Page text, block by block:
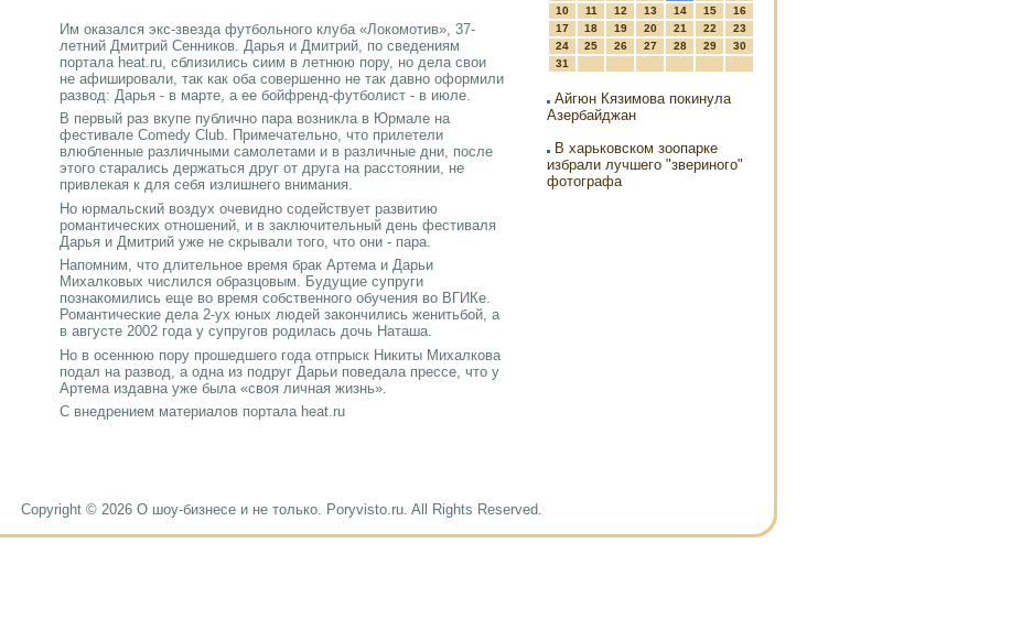
Им оказался экс-звезда футбольного клуба «Локомотив», 37-
летний Дмитрий Сенников. Дарья и Дмитрий, по сведениям
портала heat.ru, сблизились сиим в летнюю пору, но дела свои
не афишировали, так как оба совершенно не так давно оформили
развод: Дарья - в марте, а ее бойфренд-футболист - в июле.
В первый раз вкупе публично пара возникла в Юрмале на
фестивале Comedy Club. Примечательно, что прилетели
влюбленные различными самолетами и в различные дни, после
этого старались держаться друг от друга на расстоянии, не
привлекая к для себя излишнего внимания.
Но юрмальский воздух очевидно содействует развитию
романтических отношений, и в заключительный день фестиваля
Дарья и Дмитрий уже не скрывали того, что они - пара.
Напомним, что длительное время брак Артема и Дарьи
Михалковых числился образцовым. Будущие супруги
познакомились еще во время собственного обучения во ВГИКе.
Романтические дела 2-ух юных людей закончились женитьбой, а
в августе 2002 года у супругов родилась дочь Наташа.
Но в осеннюю пору прошедшего года отпрыск Никиты Михалкова
подал на развод, а одна из подруг Дарьи поведала прессе, что у
Артема издавна уже была «своя личная жизнь».
С внедрением материалов портала heat.ru
10
11 12 13 14 15
16
17
18 19 20 21 22
23
24
25 26 27 28 29
30
31
Айгюн Кязимова покинула
Азербайджан
В харьковском зоопарке
избрали лучшего "звериного"
фотографа
Copyright © 2026 О шоу-бизнесе и не только. Poryvisto.ru. All Rights Reserved.